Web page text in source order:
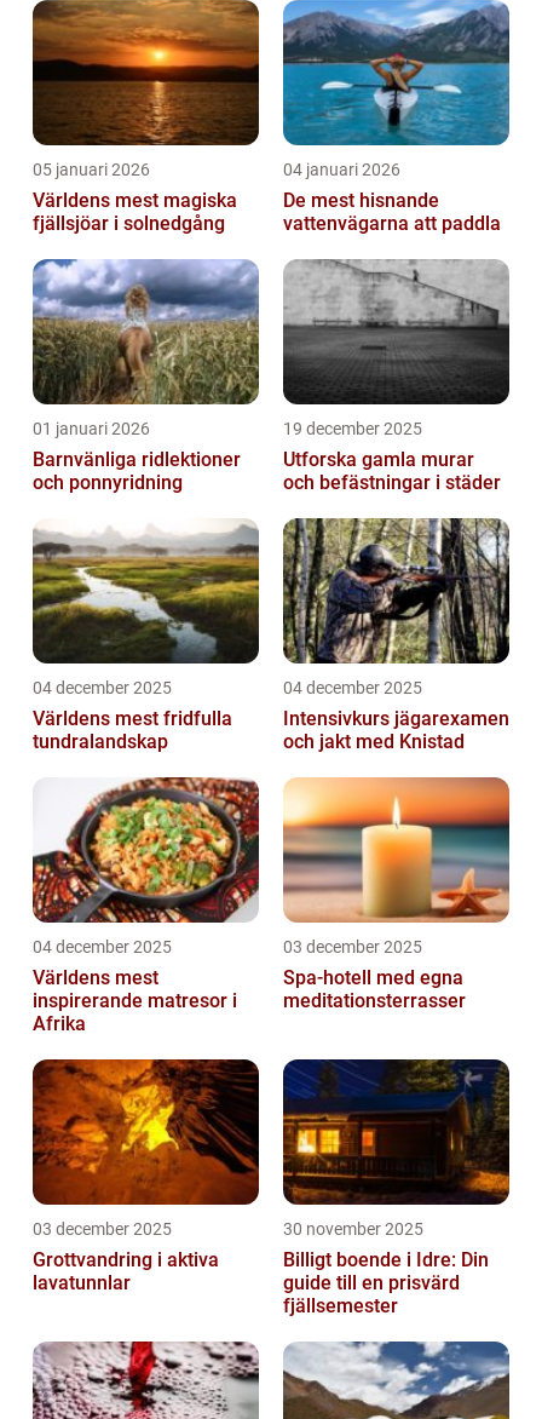
05 januari 2026
Världens mest magiska
fjällsjöar i solnedgång
04 januari 2026
De mest hisnande
vattenvägarna att paddla
01 januari 2026
Barnvänliga ridlektioner
och ponnyridning
19 december 2025
Utforska gamla murar
och befästningar i städer
04 december 2025
Världens mest fridfulla
tundralandskap
04 december 2025
Intensivkurs jägarexamen
och jakt med Knistad
04 december 2025
Världens mest
inspirerande matresor i
Afrika
03 december 2025
Spa-hotell med egna
meditationsterrasser
03 december 2025
Grottvandring i aktiva
lavatunnlar
30 november 2025
Billigt boende i Idre: Din
guide till en prisvärd
fjällsemester